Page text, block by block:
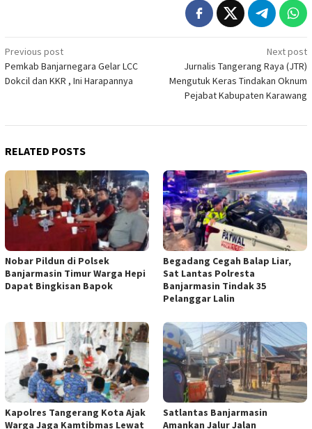
Post
navigation
Previous post
Pemkab Banjarnegara Gelar LCC
Dokcil dan KKR , Ini Harapannya
Next post
Jurnalis Tangerang Raya (JTR)
Mengutuk Keras Tindakan Oknum
Pejabat Kabupaten Karawang
RELATED POSTS
Nobar Pildun di Polsek
Banjarmasin Timur Warga Hepi
Dapat Bingkisan Bapok
Begadang Cegah Balap Liar,
Sat Lantas Polresta
Banjarmasin Tindak 35
Pelanggar Lalin
Kapolres Tangerang Kota Ajak
Warga Jaga Kamtibmas Lewat
Satlantas Banjarmasin
Amankan Jalur Jalan